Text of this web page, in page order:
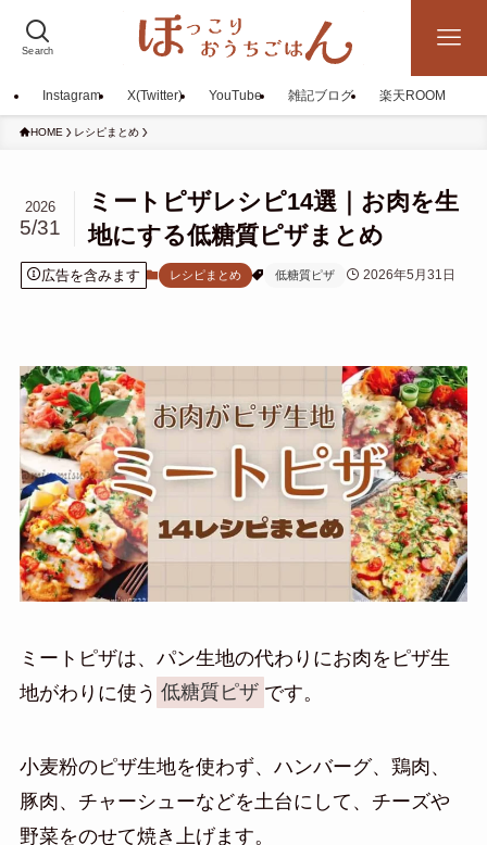
Search
Instagram X(Twitter) YouTube 雑記ブログ 楽天ROOM
HOME レシピまとめ
ミートピザレシピ14選｜お肉を生
地にする低糖質ピザまとめ
2026
5/31
広告を含みます レシピまとめ 低糖質ピザ 2026年5月31日
ミートピザは、パン生地の代わりにお肉をピザ生
地がわりに使う 低糖質ピザ です。
小麦粉のピザ生地を使わず、ハンバーグ、鶏肉、
豚肉、チャーシューなどを土台にして、チーズや
野菜をのせて焼き上げます。